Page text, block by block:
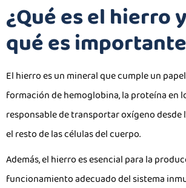
¿Qué es el hierro
qué es
El hierro es un mineral que cumple un
formación de hemoglobina, la proteína en
responsable de transportar oxígeno desde
el resto de las células del cuerpo.
Además, el hierro es esencial para la
funcionamiento adecuado del sistema